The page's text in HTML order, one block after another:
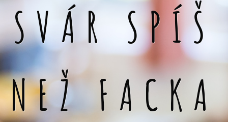
SVÁR SPÍŠ
NEŽ FACKA